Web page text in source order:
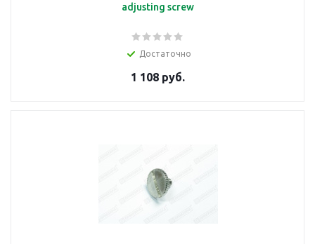
adjusting screw
Достаточно
1 108 руб.